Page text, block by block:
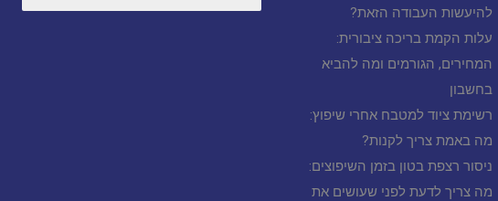
להיעשות העבודה הזאת?
עלות הקמת בריכה ציבורית:
המחירים, הגורמים ומה להביא
בחשבון
רשימת ציוד למטבח אחרי שיפוץ:
מה באמת צריך לקנות?
ניסור רצפת בטון בזמן השיפוצים:
מה צריך לדעת לפני שעושים את
עבור: